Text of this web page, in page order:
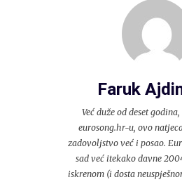
Faruk
Već duže od deset
eurosong.hr-u, ovo
zadovoljstvo već i posao.
sad već itekako davne
iskrenom (i dosta